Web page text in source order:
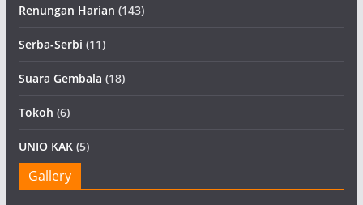
Renungan Harian (143)
Serba-Serbi (11)
Suara Gembala (18)
Tokoh (6)
UNIO KAK(5)
Gallery